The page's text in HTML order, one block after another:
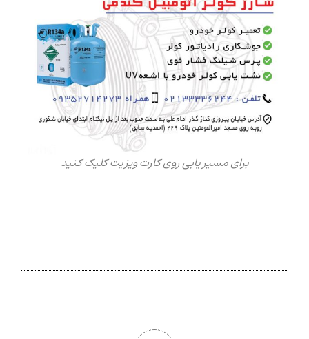
برای مسیر یابی روی کارت ویزیت کلیک کنید